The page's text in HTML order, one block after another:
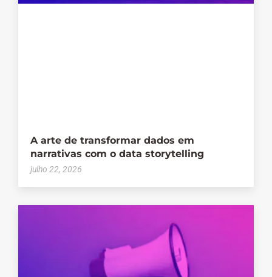
A arte de transformar dados em
narrativas com o data storytelling
julho 22, 2026